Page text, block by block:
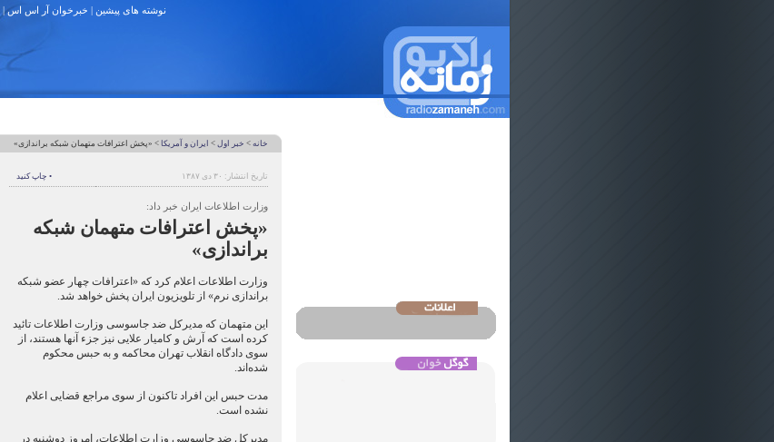
نوشته های پیشین | خبرخوان آر اس اس|
خانه > خبر اول > ايران و آمريکا > «پخش اعترافات متهمان شبکه براندازی»
تاریخ انتشار: ۳۰ دی ۱۳۸۷ • چاپ کنید
وزارت اطلاعات ایران خبر داد:
«پخش اعترافات متهمان شبکه
براندازی»
وزارت اطلاعات اعلام کرد که «اعترافات چهار عضو شبکه
براندازی نرم» از تلویزیون ایران پخش خواهد شد.
این متهمان که مدیرکل ضد جاسوسی وزارت اطلاعات تائید
کرده است که آرش و کامیار علایی نیز جزء آنها هستند، از
سوی دادگاه انقلاب تهران محاکمه و به حبس محکوم
شده‌اند.
مدت حبس این افراد تاکنون از سوی مراجع قضایی اعلام
نشده است.
مدیرکل ضد جاسوسی وزارت اطلاعات، امروز دوشنبه در